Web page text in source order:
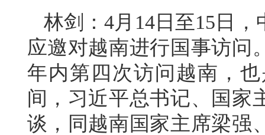
林剑：4月14日至15日
应邀对越南进行国事访问
年内第四次访问越南，
间，习近平总书记、国家
谈，同越南国家主席梁强